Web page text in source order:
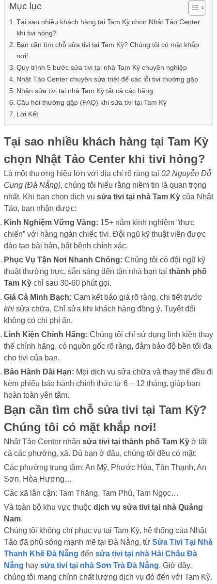
Mục lục
Tại sao nhiều khách hàng tại Tam Kỳ chọn Nhật Tảo Center
khi tivi hỏng?
Bạn cần tìm chỗ sửa tivi tại Tam Kỳ? Chúng tôi có mặt khắp
nơi!
Quy trình 5 bước sửa tivi tại nhà Tam Kỳ chuyên nghiệp
Nhật Tảo Center chuyên sửa triệt để các lỗi tivi thường gặp
Nhận sửa tivi tại nhà Tam Kỳ tất cả các hãng
Câu hỏi thường gặp (FAQ) khi sửa tivi tại Tam Kỳ
Lời Kết
Tại sao nhiều khách hàng tại Tam Kỳ
chọn Nhật Tảo Center khi tivi hỏng?
Là một thương hiệu lớn với địa chỉ rõ ràng tại 02 Nguyễn Đỗ
Cung (Đà Nẵng), chúng tôi hiểu rằng niềm tin là quan trọng
nhất. Khi bạn chọn dịch vụ sửa tivi tại nhà Tam Kỳ của Nhật
Tảo, bạn nhận được:
Kinh Nghiệm Vững Vàng: 15+ năm kinh nghiệm “thực
chiến” với hàng ngàn chiếc tivi. Đội ngũ kỹ thuật viên được
đào tạo bài bản, bắt bệnh chính xác.
Phục Vụ Tận Nơi Nhanh Chóng: Chúng tôi có đội ngũ kỹ
thuật thường trực, sẵn sàng đến tận nhà bạn tại thành phố
Tam Kỳ chỉ sau 30-60 phút gọi.
Giá Cả Minh Bạch: Cam kết báo giá rõ ràng, chi tiếttrước
khi sửa chữa. Chỉ sửa khi khách hàng đồng ý. Tuyệt đối
không có chi phí ẩn.
Linh Kiện Chính Hãng: Chúng tôi chỉ sử dụng linh kiện thay
thế chính hãng, có nguồn gốc rõ ràng, đảm bảo độ bền tối đa
cho tivi của bạn.
Bảo Hành Dài Hạn: Mọi dịch vụ sửa chữa và thay thế đều đi
kèm phiếu bảo hành chính thức từ 6 – 12 tháng, giúp bạn
hoàn toàn yên tâm.
Bạn cần tìm chỗ sửa tivi tại Tam Kỳ?
Chúng tôi có mặt khắp nơi!
Nhật Tảo Center nhận sửa tivi tại thành phố Tam Kỳ ở tất
cả các phường, xã. Dù bạn ở đâu, chúng tôi đều có mặt:
Các phường trung tâm: An Mỹ, Phước Hòa, Tân Thạnh, An
Sơn, Hòa Hương…
Các xã lân cận: Tam Thăng, Tam Phú, Tam Ngọc…
Và toàn bộ khu vực thuộc dịch vụ sửa tivi tại nhà Quảng
Nam.
Chúng tôi không chỉ phục vụ tại Tam Kỳ, hệ thống của Nhật
Tảo đã phủ sóng mạnh mẽ tại Đà Nẵng, từ Sửa Tivi Tại Nhà
Thanh Khê Đà Nẵng đến sửa tivi tại nhà Hải Châu Đà
Nẵng hay sửa tivi tại nhà Sơn Trà Đà Nẵng. Giờ đây,
chúng tôi mang chính chất lượng dịch vụ đó đến với Tam Kỳ.